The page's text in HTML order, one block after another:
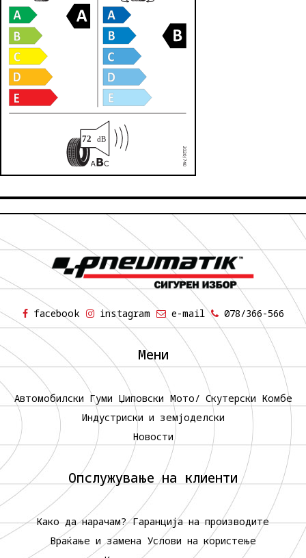
facebook instagram e-mail 078/366-566
Мени
Автомобилски Гуми Џиповски Мото/ Скутерски Комбе
Индустриски и земјоделски
Новости
Опслужување на клиенти
Како да нарачам? Гаранција на производите
Враќање и замена Услови на користење